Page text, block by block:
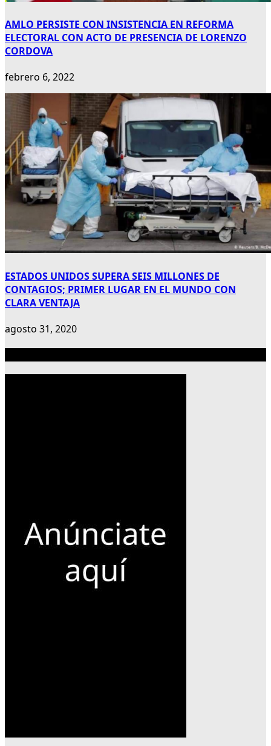
AMLO PERSISTE CON INSISTENCIA EN REFORMA
ELECTORAL CON ACTO DE PRESENCIA DE LORENZO
CORDOVA
febrero 6, 2022
ESTADOS UNIDOS SUPERA SEIS MILLONES DE
CONTAGIOS; PRIMER LUGAR EN EL MUNDO CON
CLARA VENTAJA
agosto 31, 2020